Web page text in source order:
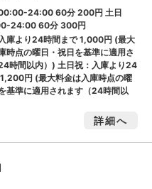
24:00 60分 200円 土日
24:00 60分 300円
庫より24時間まで1,000円 (最大
時点の曜日・祝日を基準に適用さ
時間以内）) 土日祝：入庫より24
1,200円 (最大料金は入庫時点の曜
基準に適用されます（24時間以
詳細へ